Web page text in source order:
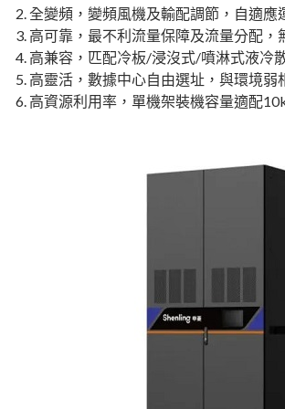
2. 全變頻，變頻風機及輸配調節，自適應
3. 高可靠，最不利流量保障及流量分配，
4. 高兼容，匹配冷板/浸沒式/噴淋式液冷
5. 高靈活，數據中心自由選址，與環境弱
6. 高資源利用率，單機架裝機容量適配